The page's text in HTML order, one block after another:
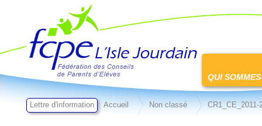
FCPE L'isle jourdain
au
contenu
QUI
Lettre d'information Accueil Non classé CR1_CE_2011-